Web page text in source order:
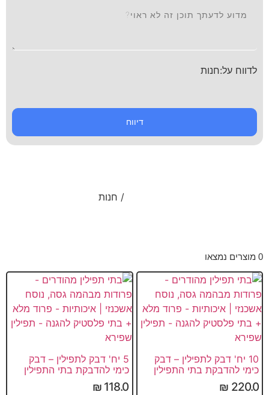
לדווח על:חנות
דיווח
/ חנות
0 מוצרים נמצאו
10 יח' דבק לתפילין – דבק
כימי להדבקת בתי התפילין
220.0
₪
5 יח' דבק לתפילין – דבק
כימי להדבקת בתי התפילין
118.0
₪